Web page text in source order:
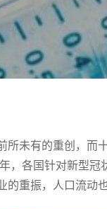
所未有的重创，而
，各国针对新型
的重振，人口流动